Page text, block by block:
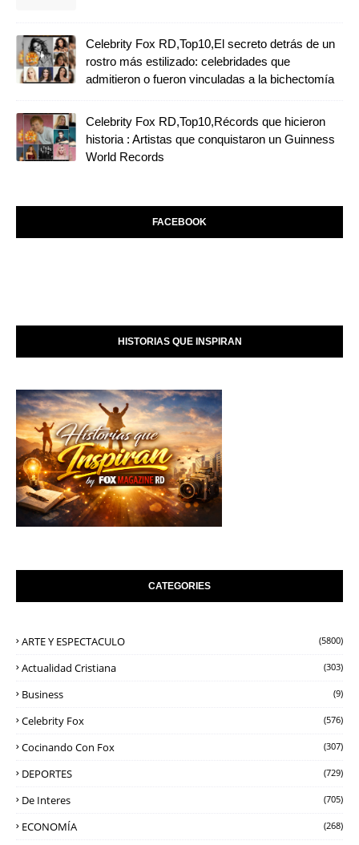
Celebrity Fox RD,Top10,El secreto detrás de un
rostro más estilizado: celebridades que
admitieron o fueron vinculadas a la bichectomía
Celebrity Fox RD,Top10,Récords que hicieron
historia : Artistas que conquistaron un Guinness
World Records
FACEBOOK
HISTORIAS QUE INSPIRAN
CATEGORIES
ARTE Y ESPECTACULO (5800)
Actualidad Cristiana (303)
Business (9)
Celebrity Fox (576)
Cocinando Con Fox (307)
DEPORTES (729)
De Interes (705)
ECONOMÍA (268)